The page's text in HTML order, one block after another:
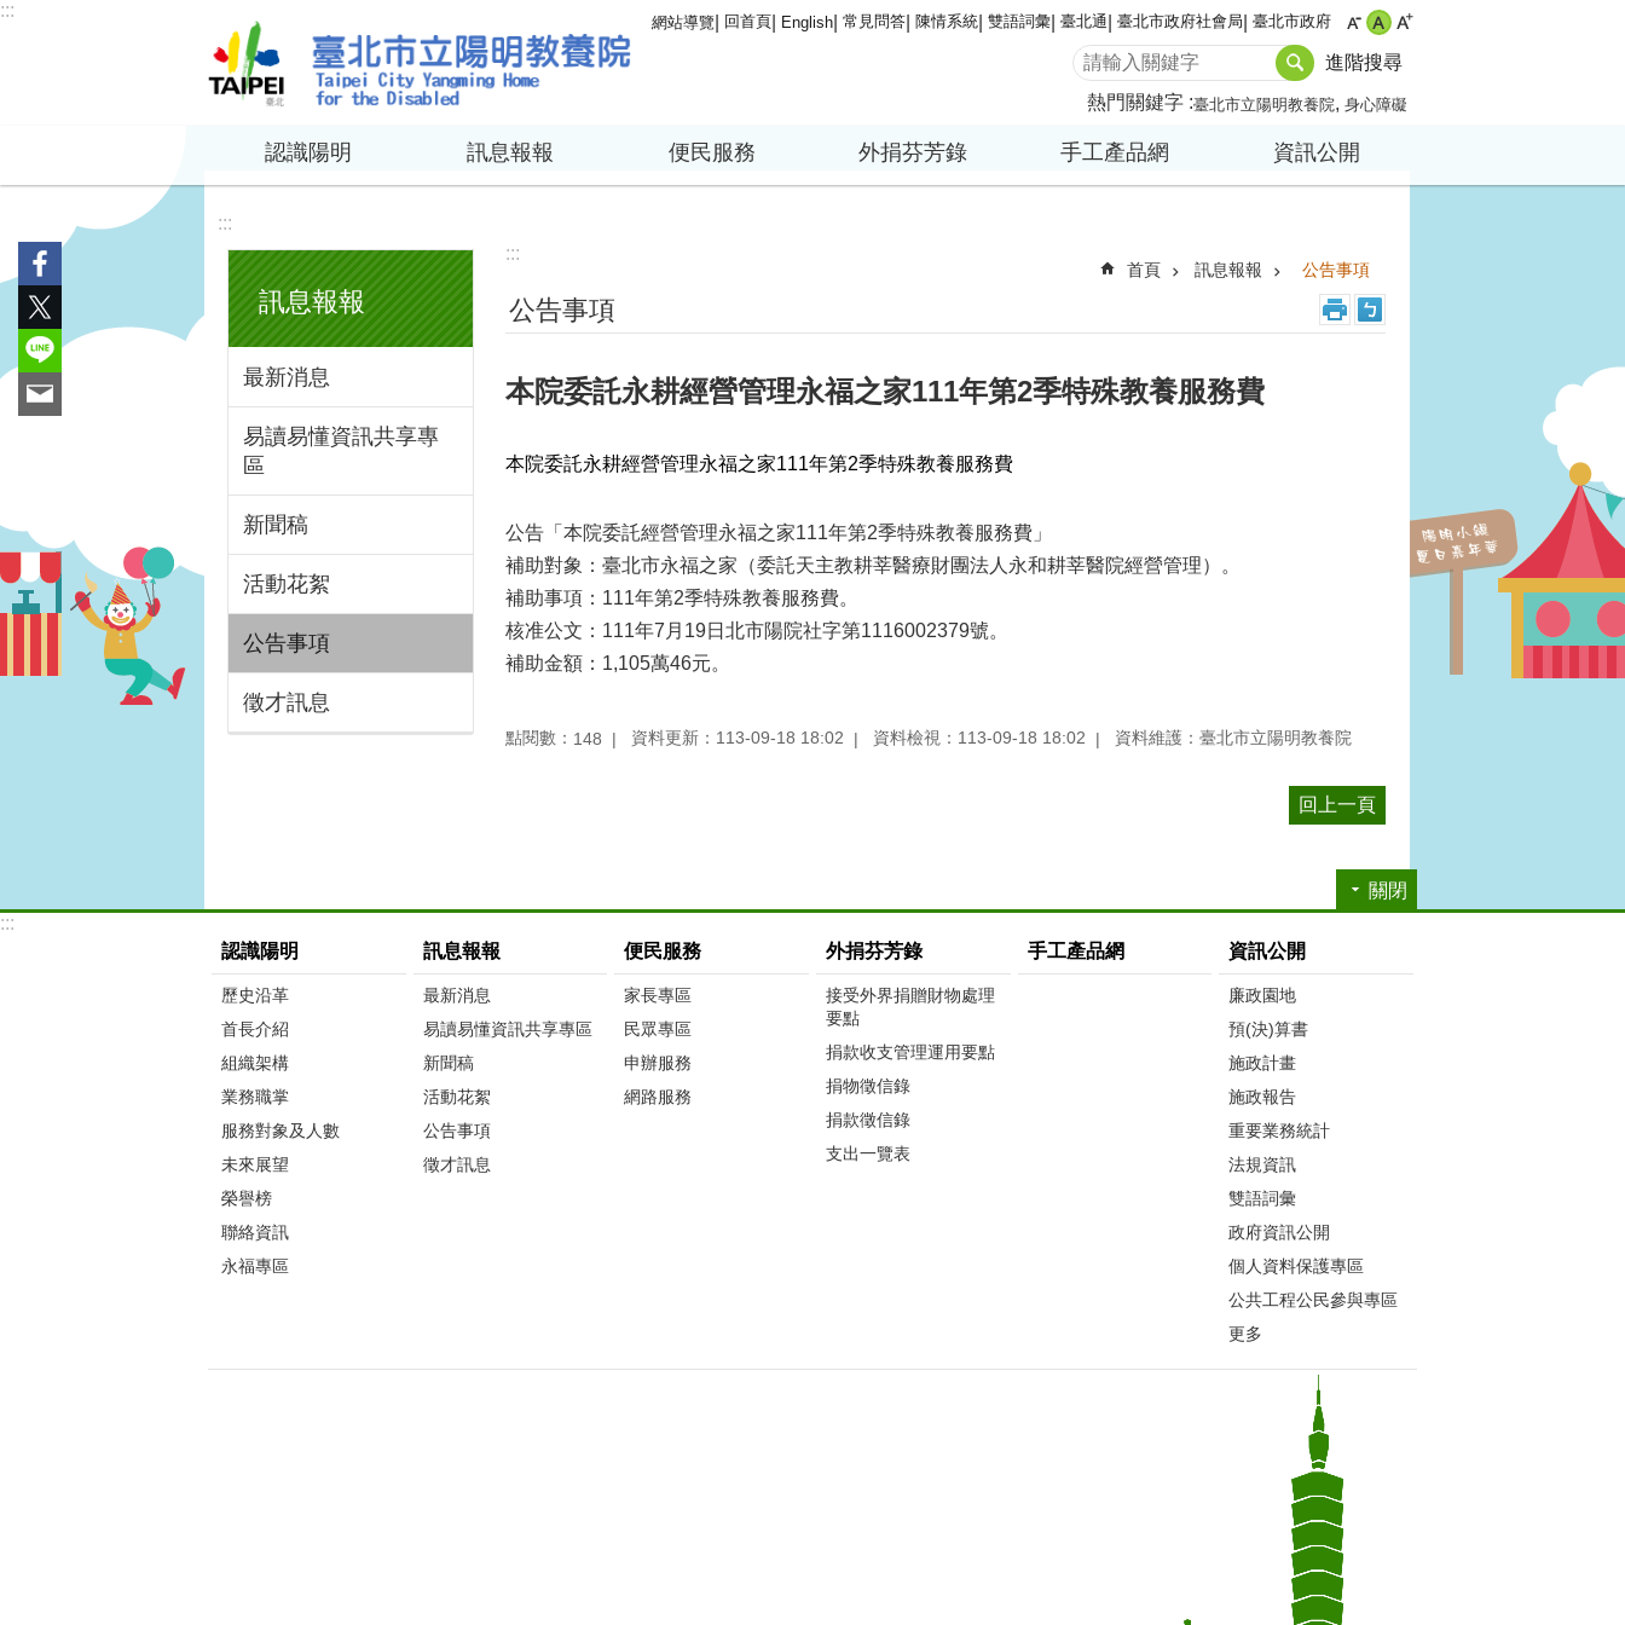
跳到主要內容區塊
:::
網站導覽 回首頁 English 常見問答 陳情系統 雙語詞彙 臺北通 臺北市政府社會局 臺北市政府
進階搜尋
熱門關鍵字 臺北市立陽明教養院 身心障礙
認識陽明 訊息報報 便民服務 外捐芬芳錄 手工產品網 資訊公開
:::
訊息報報
最新消息
易讀易懂資訊共享專
區
新聞稿
活動花絮
公告事項
徵才訊息
:::
首頁 訊息報報 公告事項
公告事項
本院委託永耕經營管理永福之家111年第2季特殊教養服務費
本院委託永耕經營管理永福之家111年第2季特殊教養服務費
公告「本院委託經營管理永福之家111年第2季特殊教養服務費」
補助對象：臺北市永福之家（委託天主教耕莘醫療財團法人永和耕莘醫院經營管理）。
補助事項：111年第2季特殊教養服務費。
核准公文：111年7月19日北市陽院社字第1116002379號。
補助金額：1,105萬46元。
點閱數： 148 資料更新：113-09-18 18:02 資料檢視：113-09-18 18:02 資料維護：臺北市立陽明教養院
回上一頁
關閉
:::
認識陽明
歷史沿革
首長介紹
組織架構
業務職掌
服務對象及人數
未來展望
榮譽榜
聯絡資訊
永福專區
訊息報報
最新消息
易讀易懂資訊共享專區
新聞稿
活動花絮
公告事項
徵才訊息
便民服務
家長專區
民眾專區
申辦服務
網路服務
外捐芬芳錄
接受外界捐贈財物處理
要點
捐款收支管理運用要點
捐物徵信錄
捐款徵信錄
支出一覽表
手工產品網 資訊公開
廉政園地
預(決)算書
施政計畫
施政報告
重要業務統計
法規資訊
雙語詞彙
政府資訊公開
個人資料保護專區
公共工程公民參與專區
更多